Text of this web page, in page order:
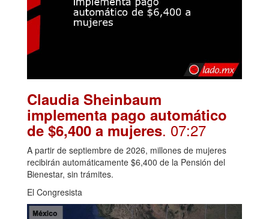
Claudia Sheinbaum
implementa pago automático
de $6,400 a mujeres. 07:27
A partir de septiembre de 2026, millones de mujeres
recibirán automáticamente $6,400 de la Pensión del
Bienestar, sin trámites.
El Congresista